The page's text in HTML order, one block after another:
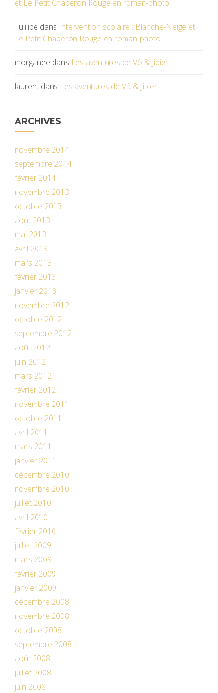
et Le Petit Chaperon Rouge en roman-photo !
Tulilipe dans Intervention scolaire : Blanche-Neige et
Le Petit Chaperon Rouge en roman-photo !
morganee dans Les aventures de Vô & Jibier
laurent dans Les aventures de Vô & Jibier
ARCHIVES
novembre 2014
septembre 2014
février 2014
novembre 2013
octobre 2013
août 2013
mai 2013
avril 2013
mars 2013
février 2013
janvier 2013
novembre 2012
octobre 2012
septembre 2012
août 2012
juin 2012
mars 2012
février 2012
novembre 2011
octobre 2011
avril 2011
mars 2011
janvier 2011
décembre 2010
novembre 2010
juillet 2010
avril 2010
février 2010
juillet 2009
mars 2009
février 2009
janvier 2009
décembre 2008
novembre 2008
octobre 2008
septembre 2008
août 2008
juillet 2008
juin 2008